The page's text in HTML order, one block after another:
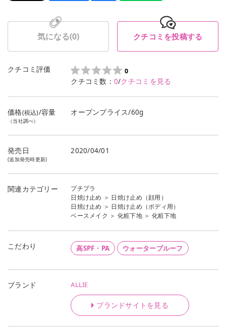
気になる(0) クチコミを投稿する
クチコミ評価 0
クチコミ数： 0/クチコミを見る
価格(税込)/容量
（当社調べ）
オープンプライス/60g
発売日
(追加発売時更新)
2020/04/01
関連カテゴリー
プチプラ
日焼け止め ＞ 日焼け止め（顔用）
日焼け止め ＞ 日焼け止め（ボディ用）
ベースメイク ＞ 化粧下地＞ 化粧下地
こだわり 高SPF・PA ウォータープルーフ
ブランド ALLIE
ブランドサイトを見る